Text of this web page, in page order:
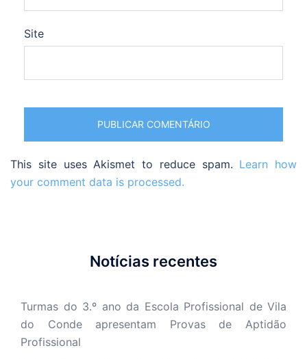
Site
This site uses Akismet to reduce spam. Learn how
your comment data is processed.
Notícias recentes
Turmas do 3.º ano da Escola Profissional de Vila
do Conde apresentam Provas de Aptidão
Profissional